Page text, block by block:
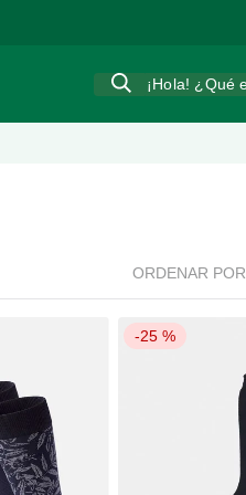
ORDENAR POR
-25 %